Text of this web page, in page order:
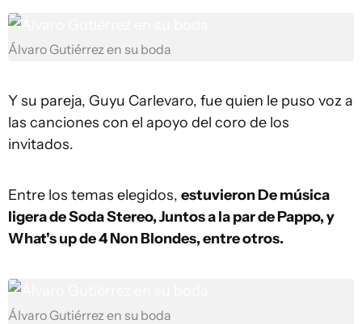
Álvaro Gutiérrez en su boda
Y su pareja, Guyu Carlevaro, fue quien le puso voz a
las canciones con el apoyo del coro de los
invitados.
Entre los temas elegidos, estuvieron De música
ligera de Soda Stereo, Juntos a la par de Pappo, y
What's up de 4 Non Blondes, entre otros.
Álvaro Gutiérrez en su boda